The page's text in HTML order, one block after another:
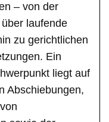
– von der
laufende
zu gerichtlichen
Ein
liegt auf
Abschiebungen,